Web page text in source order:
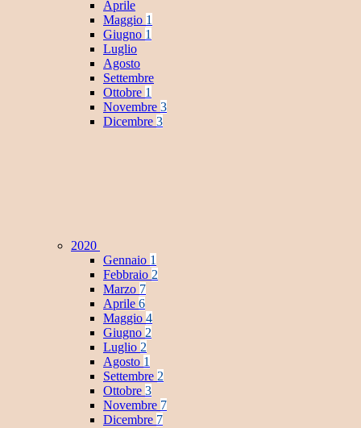
Aprile
Maggio 1
Giugno 1
Luglio
Agosto
Settembre
Ottobre 1
Novembre 3
Dicembre 3
2020
Gennaio 1
Febbraio 2
Marzo 7
Aprile 6
Maggio 4
Giugno 2
Luglio 2
Agosto 1
Settembre 2
Ottobre 3
Novembre 7
Dicembre 7